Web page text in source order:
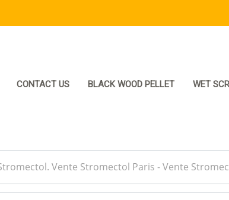
CONTACT US BLACK WOOD PELLET WET
Vente Stromectol Paris - Vente